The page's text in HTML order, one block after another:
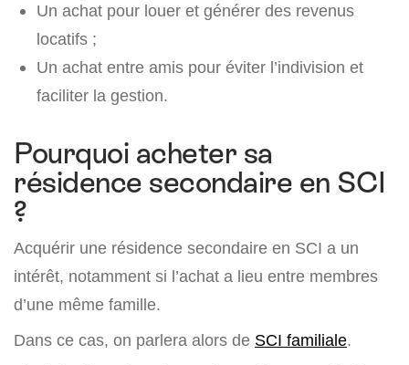
Un achat pour louer et générer des revenus
locatifs ;
Un achat entre amis pour éviter l’indivision et
faciliter la gestion.
Pourquoi acheter sa
résidence secondaire en SCI
?
Acquérir une résidence secondaire en SCI a un
intérêt, notamment si l’achat a lieu entre membres
d’une même famille.
Dans ce cas, on parlera alors de SCI familiale.